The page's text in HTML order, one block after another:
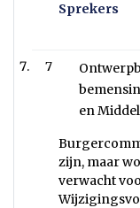
Sprekers
7
en
zijn, maar
verwacht